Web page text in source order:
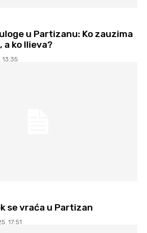
u Partizanu: Ko zauzima
a ko Ilieva?
13:35
se vraća u Partizan
17:51